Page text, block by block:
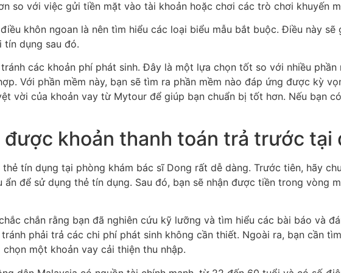
so với việc gửi tiền mặt vào tài khoản hoặc chơi các trò chơi khuyến
khôn ngoan là nên tìm hiểu các loại biểu mẫu bắt buộc. Điều này
tín dụng sau đó.
các khoản phí phát sinh. Đây là một lựa chọn tốt so với nhiều
Với phần mềm này, bạn sẽ tìm ra phần mềm nào đáp ứng được kỳ
vời của khoản vay từ Mytour để giúp bạn chuẩn bị tốt hơn. Nếu bạn
được khoản thanh toán trả trước tại
tín dụng tại phòng khám bác sĩ Dong rất dễ dàng. Trước tiên, hãy
để sử dụng thẻ tín dụng. Sau đó, bạn sẽ nhận được tiền trong vòng
chắn rằng bạn đã nghiên cứu kỹ lưỡng và tìm hiểu các bài báo và
phải trả các chi phí phát sinh không cần thiết. Ngoài ra, bạn cần
một khoản vay cải thiện thu nhập.